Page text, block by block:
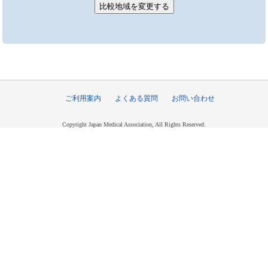
ご利用案内 よくある質問 お問い合わせ
Copyright Japan Medical Association, All Rights Reserved.